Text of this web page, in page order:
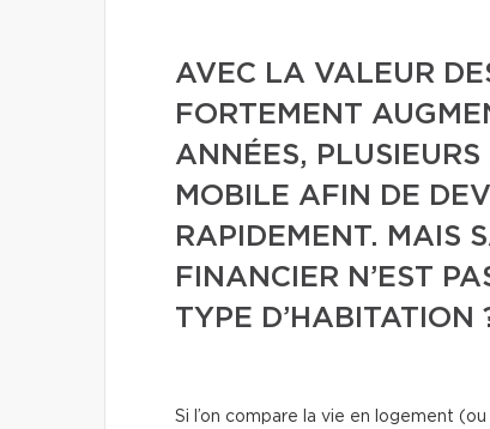
AVEC LA VALEUR
FORTEMENT
ANNÉES,
MOBILE AFIN DE
RAPIDEMENT. MAIS
FINANCIER N’EST
TYPE D’HABITATION
Si l’on compare la vie en logement